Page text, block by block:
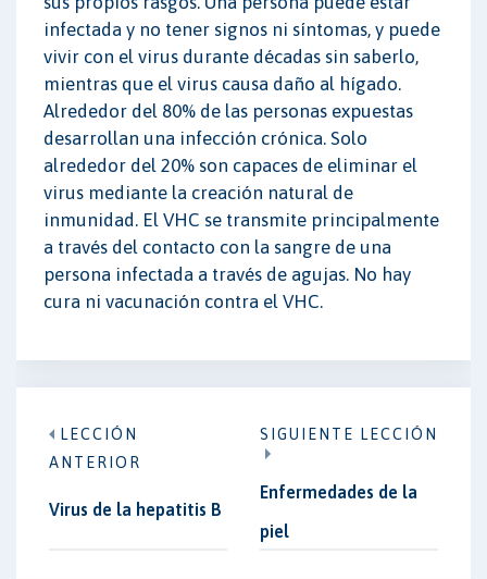
infectada y no tener signos ni síntomas, y puede
vivir con el virus durante décadas sin saberlo,
mientras que el virus causa daño al hígado.
Alrededor del 80% de las personas expuestas
desarrollan una infección crónica. Solo
alrededor del 20% son capaces de eliminar el
virus mediante la creación natural de
inmunidad. El VHC se transmite principalmente
a través del contacto con la sangre de una
persona infectada a través de agujas. No hay
cura ni vacunación contra el VHC.
LECCIÓN
ANTERIOR
Virus de la hepatitis B
SIGUIENTE LECCIÓN
Enfermedades de la
piel